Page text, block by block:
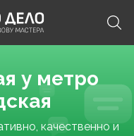
у метро
качественно и